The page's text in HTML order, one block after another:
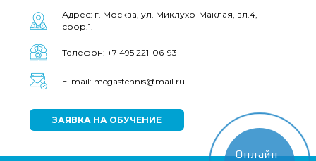
Адрес: г. Москва, ул. Миклухо-Маклая, вл.4,
соор.1.
Телефон: +7 495 221-06-93
E-mail: megastennis@mail.ru
ЗАЯВКА НА ОБУЧЕНИЕ
Онлайн-